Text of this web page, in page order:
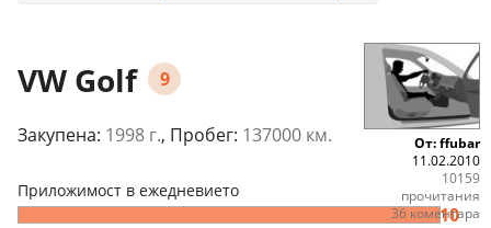
VW Golf 9
Закупена: 1998 г., Пробег: 137000 км.
Приложимост в ежедневието
10
От: ffubar
11.02.2010
10159
прочитания
36 коментара